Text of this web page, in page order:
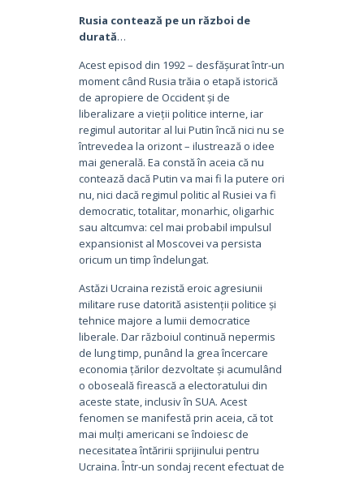
Rusia contează pe un război de
durată…
Acest episod din 1992 – desfășurat într-un
moment când Rusia trăia o etapă istorică
de apropiere de Occident și de
liberalizare a vieții politice interne, iar
regimul autoritar al lui Putin încă nici nu se
întrevedea la orizont – ilustrează o idee
mai generală. Ea constă în aceia că nu
contează dacă Putin va mai fi la putere ori
nu, nici dacă regimul politic al Rusiei va fi
democratic, totalitar, monarhic, oligarhic
sau altcumva: cel mai probabil impulsul
expansionist al Moscovei va persista
oricum un timp îndelungat.
Astăzi Ucraina rezistă eroic agresiunii
militare ruse datorită asistenții politice și
tehnice majore a lumii democratice
liberale. Dar războiul continuă nepermis
de lung timp, punând la grea încercare
economia țărilor dezvoltate și acumulând
o oboseală firească a electoratului din
aceste state, inclusiv în SUA. Acest
fenomen se manifestă prin aceia, că tot
mai mulți americani se îndoiesc de
necesitatea întăririi sprijinului pentru
Ucraina. Într-un sondaj recent efectuat de